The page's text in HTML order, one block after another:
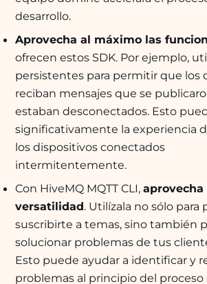
desarrollo.
Aprovecha al máximo las
ofrecen estos SDK. Por ejemplo,
persistentes para permitir que los
reciban mensajes que se
estaban desconectados. Esto
significativamente la experiencia
los dispositivos conectados
intermitentemente.
Con HiveMQ MQTT CLI, aprovecha
versatilidad. Utilízala no sólo para
suscribirte a temas, sino también
solucionar problemas de tus
Esto puede ayudar a identificar y
problemas al principio del proceso